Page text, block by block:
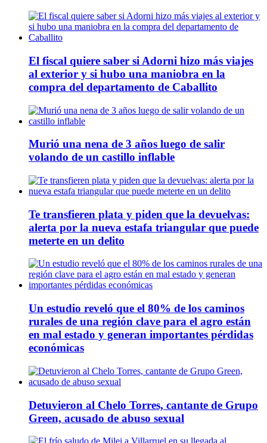
El fiscal quiere saber si Adorni hizo más viajes
al exterior y si hubo una maniobra en la
compra del departamento de Caballito
Murió una nena de 3 años luego de salir
volando de un castillo inflable
Te transfieren plata y piden que la devuelvas:
alerta por la nueva estafa triangular que puede
meterte en un delito
Un estudio reveló que el 80% de los caminos
rurales de una región clave para el agro están
en mal estado y generan importantes pérdidas
económicas
Detuvieron al Chelo Torres, cantante de Grupo
Green, acusado de abuso sexual